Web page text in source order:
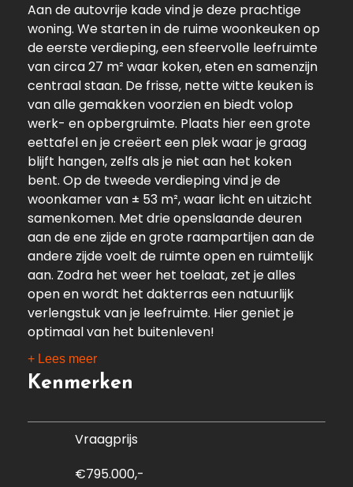
Aan de autovrije kade vind je deze prachtige
woning. We starten in de ruime woonkeuken op
de eerste verdieping, een sfeervolle leefruimte
van circa 27 m² waar koken, eten en samenzijn
centraal staan. De frisse, nette witte keuken is
van alle gemakken voorzien en biedt volop
werk- en opbergruimte. Plaats hier een grote
eettafel en je creëert een plek waar je graag
blijft hangen, zelfs als je niet aan het koken
bent. Op de tweede verdieping vind je de
woonkamer van ± 53 m², waar licht en uitzicht
samenkomen. Met drie openslaande deuren
aan de ene zijde en grote raampartijen aan de
andere zijde voelt de ruimte open en ruimtelijk
aan. Zodra het weer het toelaat, zet je alles
open en wordt het dakterras een natuurlijk
verlengstuk van je leefruimte. Hier geniet je
optimaal van het buitenleven!
De woning telt vier volwaardige slaapkamers,
waarvan drie op de derde verdieping en één op
een extra hoge plafondhoogte, wat zorgt voor
een nog ruimtelijker en luchtiger gevoel. Werk je
grond een ideale plek. Mogelijkheden in deze
+ Lees meer
Kenmerken
Vraagprijs
€795.000,-